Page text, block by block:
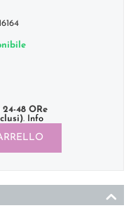
24-48 ORe
. Info